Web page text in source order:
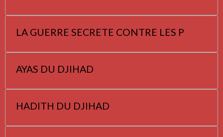
LA GUERRE SECRETE CONTRE LES P
AYAS DU DJIHAD
HADITH DU DJIHAD